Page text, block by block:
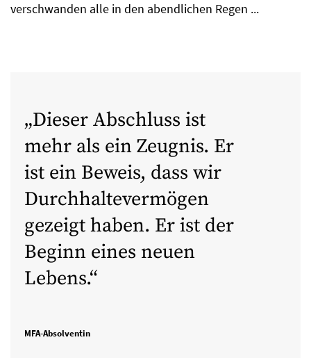
verschwanden alle in den abendlichen Regen ...
Dieser Abschluss ist
mehr als ein Zeugnis. Er
ist ein Beweis, dass wir
Durchhaltevermögen
gezeigt haben. Er ist der
Beginn eines neuen
Lebens.
MFA-Absolventin